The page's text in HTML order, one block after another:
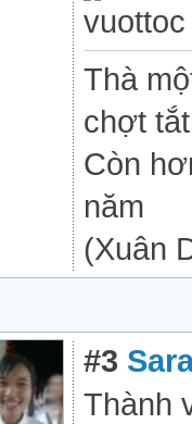
Thà
chợt tắt
Còn
năm
(Xuân
#3
Thành